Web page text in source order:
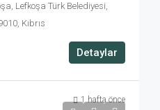
Lefkoşa Türk Belediyesi,
Kıbrıs
Detaylar
1 hafta önce